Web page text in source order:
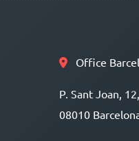
Office
P. Sant Joan,
08010